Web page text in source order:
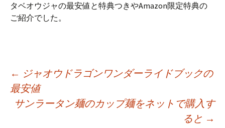
タベオウジャの最安値と特典つきやAmazon限定特典の
ご紹介でした。
投
稿
← ジャオウドラゴンワンダーライドブックの
最安値
サンラータン麺のカップ麺をネットで購入す
ると →